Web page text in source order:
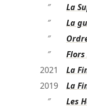
″
La
″
La
″
″
2021
La
2019
La
″
Les